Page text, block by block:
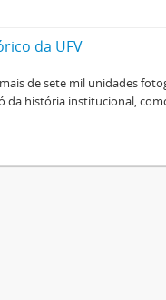
da UFV
de sete mil unidades
da história institucional,